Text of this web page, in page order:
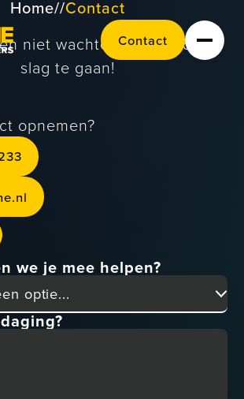
en
en
Contact
Contact
Home//Contact
niet wachten om aan de
slag te gaan!
we je mee helpen?
opnemen?
- 745 233
33
e.nl